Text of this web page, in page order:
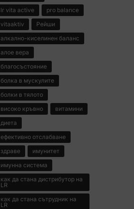
lr vita active
pro balance
vitaaktiv
Рейши
алкално-киселинен баланс
алое вера
благосъстояние
болка в мускулите
болки в тялото
високо кръвно
витамини
диета
ефективно отслабване
здраве
имунитет
имунна система
как да стана дистрибутор на
LR
как да стана сътрудник на
LR